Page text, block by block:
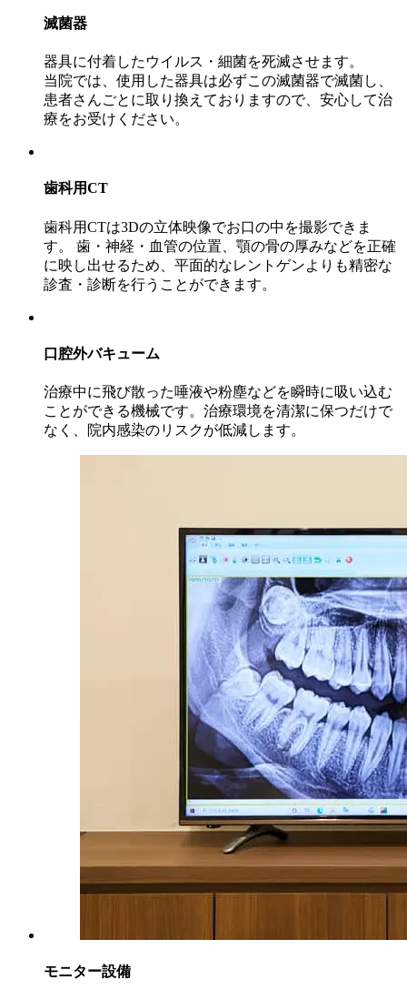
滅菌器
器具に付着したウイルス・細菌を死滅させます。
当院では、使用した器具は必ずこの滅菌器で滅菌し、
患者さんごとに取り換えておりますので、安心して治
療をお受けください。
歯科用CT
歯科用CTは3Dの立体映像でお口の中を撮影できま
す。 歯・神経・血管の位置、顎の骨の厚みなどを正確
に映し出せるため、平面的なレントゲンよりも精密な
診査・診断を行うことができます。
口腔外バキューム
治療中に飛び散った唾液や粉塵などを瞬時に吸い込む
ことができる機械です。治療環境を清潔に保つだけで
なく、院内感染のリスクが低減します。
モニター設備